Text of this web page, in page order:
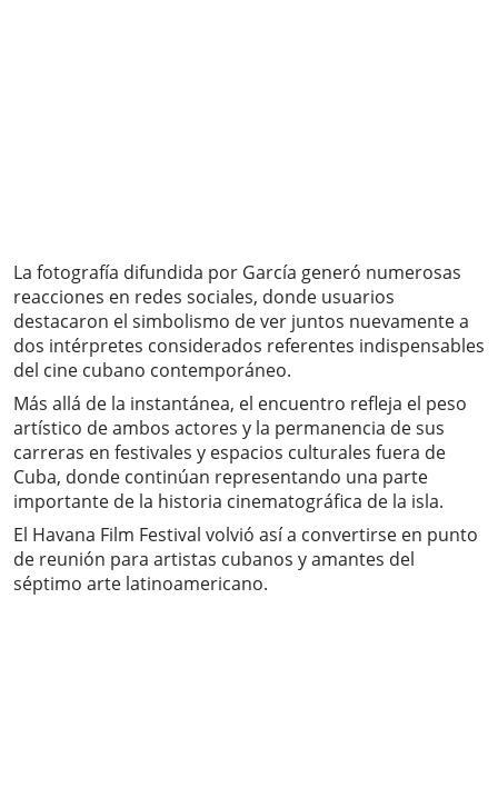
La fotografía difundida por García generó numerosas
reacciones en redes sociales, donde usuarios
destacaron el simbolismo de ver juntos nuevamente a
dos intérpretes considerados referentes indispensables
del cine cubano contemporáneo.
Más allá de la instantánea, el encuentro refleja el peso
artístico de ambos actores y la permanencia de sus
carreras en festivales y espacios culturales fuera de
Cuba, donde continúan representando una parte
importante de la historia cinematográfica de la isla.
El Havana Film Festival volvió así a convertirse en punto
de reunión para artistas cubanos y amantes del
séptimo arte latinoamericano.